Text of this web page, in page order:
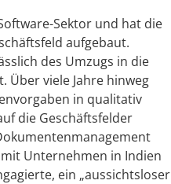
Sektor und hat die
aufgebaut.
des Umzugs in die
Über viele Jahre hinweg
in qualitativ
die Geschäftsfelder
Unternehmen in Indien
ein „aussichtsloser